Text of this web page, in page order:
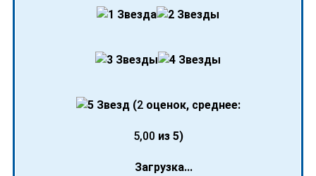
(2оценок, среднее:
5,00 из 5)
Загрузка...